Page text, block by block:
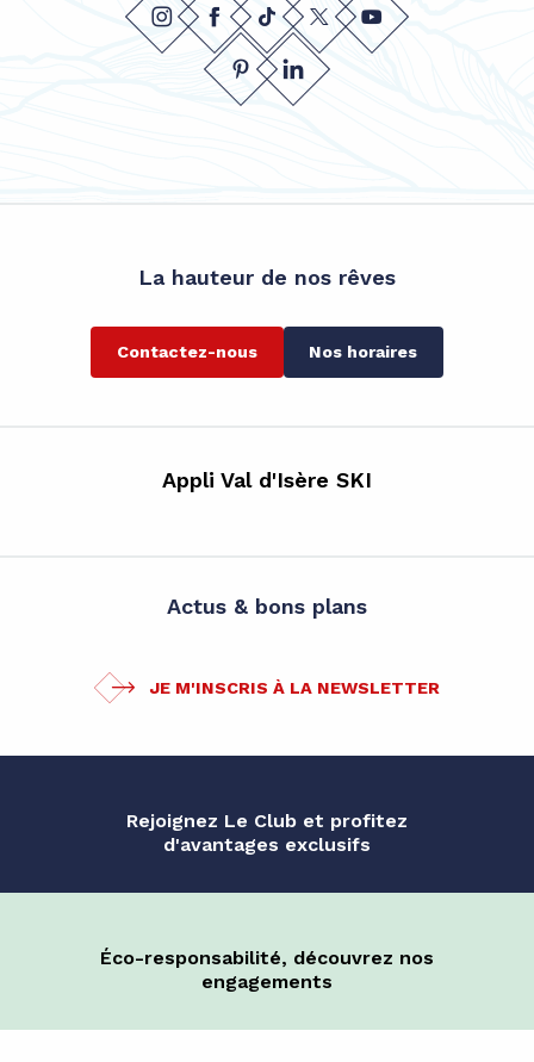
La hauteur de nos rêves
Contactez-nous Nos horaires
Appli Val d'Isère SKI
Actus & bons plans
JE M'INSCRIS À LA NEWSLETTER
Rejoignez Le Club et profitez
d'avantages exclusifs
Éco-responsabilité, découvrez nos
engagements